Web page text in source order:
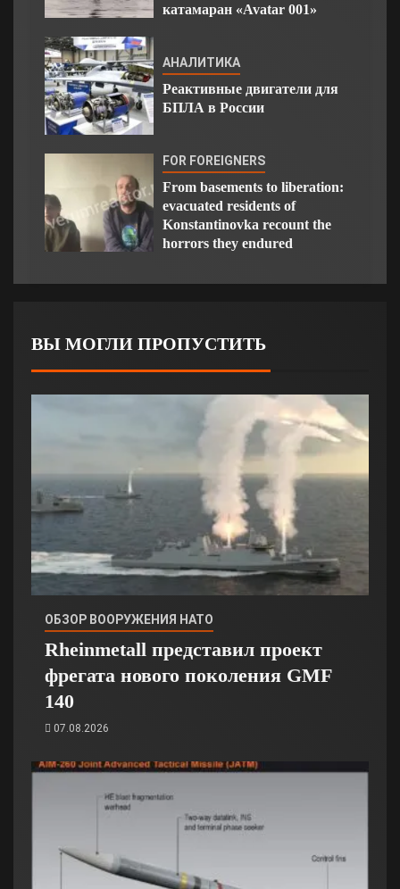
катамаран «Avatar 001»
АНАЛИТИКА
Реактивные двигатели для
БПЛА в России
FOR FOREIGNERS
From basements to liberation:
evacuated residents of
Konstantinovka recount the
horrors they endured
ВЫ МОГЛИ ПРОПУСТИТЬ
ОБЗОР ВООРУЖЕНИЯ НАТО
Rheinmetall представил проект
фрегата нового поколения GMF
140
07.08.2026